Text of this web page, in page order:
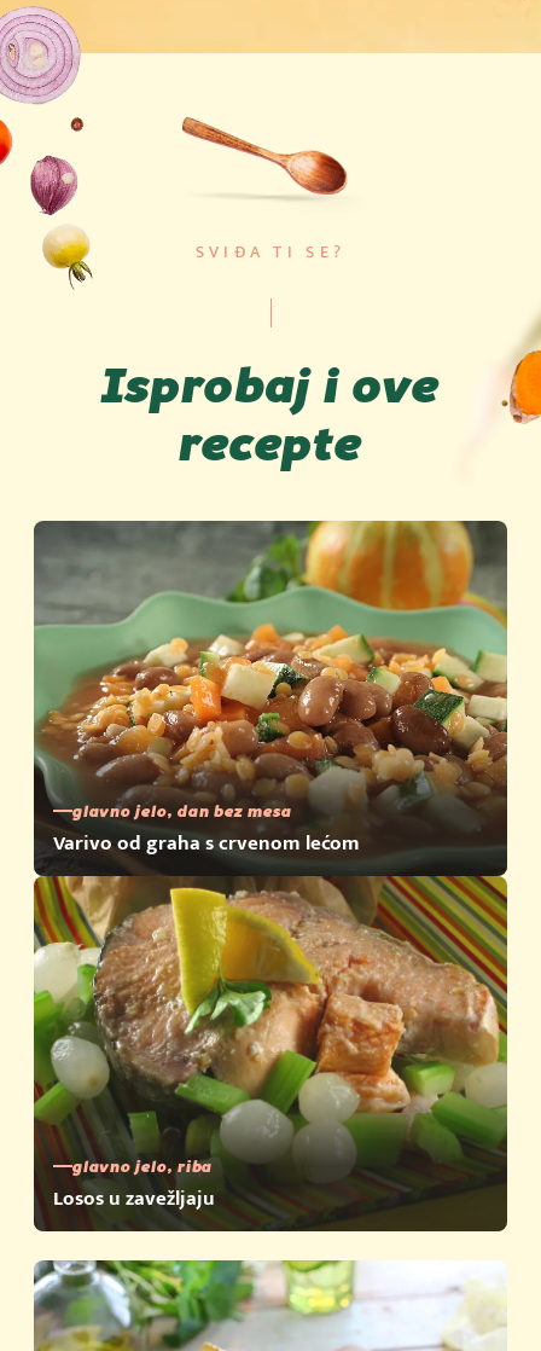
SVIĐA TI SE?
Isprobaj i ove
recepte
glavno jelo, dan bez mesa
Varivo od graha s crvenom lećom
glavno jelo, riba
Losos u zavežljaju